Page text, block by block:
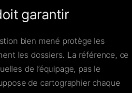
garantir
bien mené protège les
les dossiers. La référence, ce
de l’équipage, pas le
de cartographier chaque